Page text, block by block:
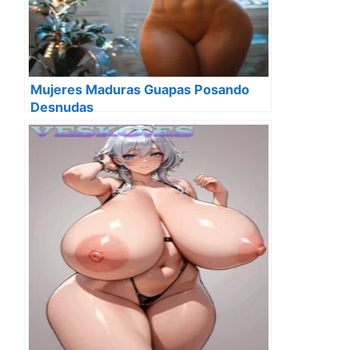
Mujeres Maduras Guapas Posando
Desnudas